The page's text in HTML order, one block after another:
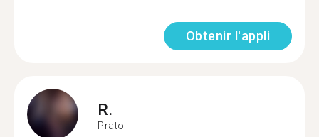
Obtenir l'appli
R.
Prato